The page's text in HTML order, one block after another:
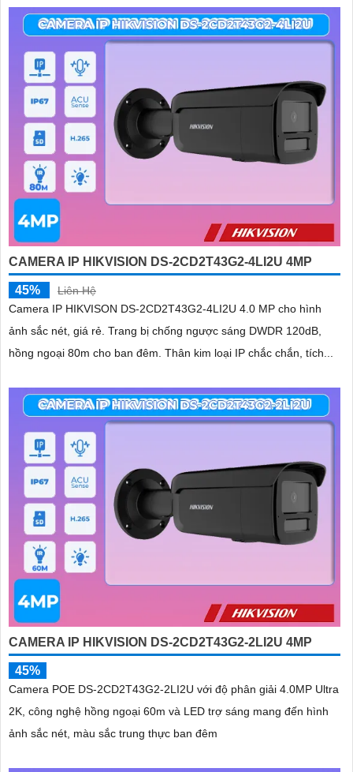
CAMERA IP HIKVISION DS-2CD2T43G2-4LI2U 4MP
45%
Liên Hệ
Camera IP HIKVISON DS-2CD2T43G2-4LI2U 4.0 MP cho hình
ảnh sắc nét, giá rẻ. Trang bị chống ngược sáng DWDR 120dB,
hồng ngoại 80m cho ban đêm. Thân kim loại IP chắc chắn, tích...
CAMERA IP HIKVISION DS-2CD2T43G2-2LI2U 4MP
45%
Camera POE DS-2CD2T43G2-2LI2U với độ phân giải 4.0MP Ultra
2K, công nghệ hồng ngoại 60m và LED trợ sáng mang đến hình
ảnh sắc nét, màu sắc trung thực ban đêm